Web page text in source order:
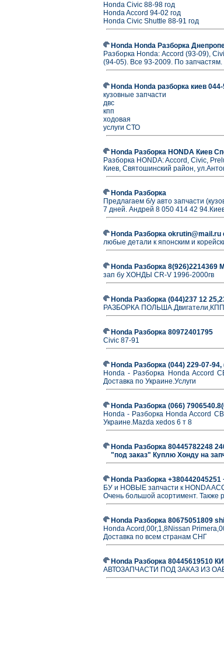
Honda Civic 88-98 год
Honda Accord 94-02 год
Honda Civic Shuttle 88-91 год
Honda Honda Разборка
Разборка Honda: Accord (93-09),
(94-05). Все 93-2009. По запчастям.
Honda Honda разборка киев
кузовные запчасти
двс
кпп
ходовая
услуги СТО
Honda Разборка HONDA Киев
Разборка HONDA: Accord, Civic,
Киев, Святошинский район,
Honda Разборка
Предлагаем б/у авто запчасти
7 дней. Андрей 8 050 414 42
Honda Разборка
любые детали к японским и
Honda Разборка 8(926)2214369
зап бу ХОНДЫ CR-V 1996-2000гв
Honda Разборка (044)237 12
РАЗБОРКА
Honda Разборка 80972401795
Civic 87-91
Honda Разборка (044) 229-07-
Honda - Разборка Honda Accord
Доставка по Украине.Услуги
Honda Разборка (066)
Honda - Разборка Honda Accord
Украине.Mazda xedos 6 т 8
Honda Разборка 80445782248
"под заказ" Куплю Хонду на
Honda Разборка
БУ и НОВЫЕ запчасти к HONDA
Очень большой асортимент. Также
Honda Разборка 80675051809
Honda Acord,00г,1,8Nissan
Доставка по всем странам СНГ
Honda Разборка 80445619510
АВТОЗАПЧАСТИ ПОД ЗАКАЗ ИЗ